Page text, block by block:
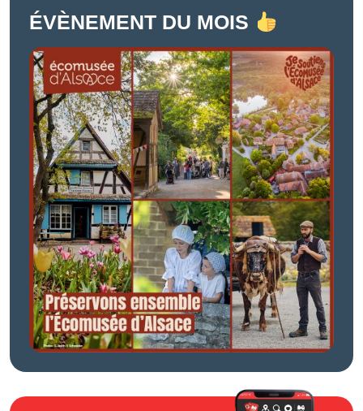
ÉVÈNEMENT DU MOIS